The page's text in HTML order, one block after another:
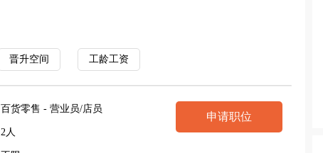
晋升空间 工龄工资
百货零售 - 营业员/店员
2人
申请职位